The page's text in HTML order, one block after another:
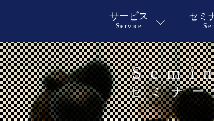
サービス
Service
セミ
セミナー